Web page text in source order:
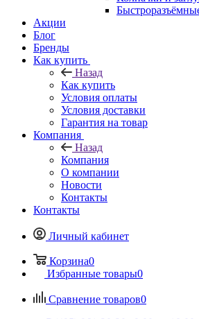
Акции
Блог
Бренды
Как купить
Назад
Как купить
Условия оплаты
Условия доставки
Гарантия на товар
Компания
Назад
Компания
О компании
Новости
Контакты
Контакты
Личный кабинет
Корзина0
Избранные товары0
Сравнение товаров0